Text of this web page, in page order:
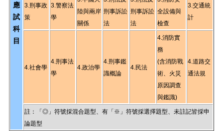
應
試
科
目
3.刑事政
策
3.警察法
學
陸與兩岸
關係
刑事訴訟
法
刑事訴訟
法
全設備與
檢查
3.交通統
計
4.社會學
4.刑事法
學
4.政治學
4.刑事鑑
識概論
4.民法
4.消防實
務
(含消防戰
術、火災
原因調查
與鑑識)
4.道路交
通法規
註：「◎」符號採混合題型、有「※」符號採選擇題型、未註記皆採申
論題型